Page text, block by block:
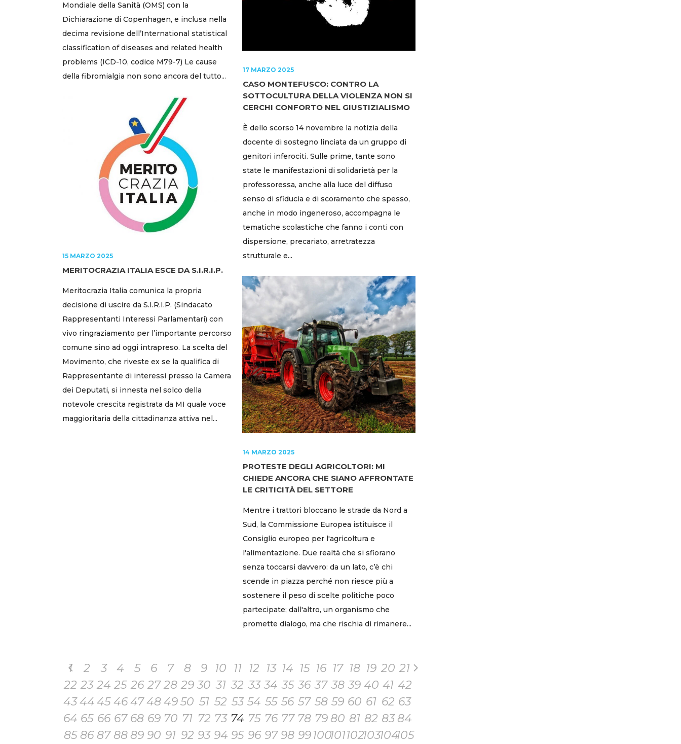
Mondiale della Sanità (OMS) con la
Dichiarazione di Copenhagen, e inclusa nella
decima revisione dell’International statistical
classification of diseases and related health
problems (ICD-10, codice M79-7) Le cause
della fibromialgia non sono ancora del tutto...
17 MARZO 2025
CASO MONTEFUSCO: CONTRO LA
SOTTOCULTURA DELLA VIOLENZA NON SI
CERCHI CONFORTO NEL GIUSTIZIALISMO
È dello scorso 14 novembre la notizia della
docente di sostegno linciata da un gruppo di
genitori inferociti. Sulle prime, tante sono
state le manifestazioni di solidarietà per la
professoressa, anche alla luce del diffuso
senso di sfiducia e di scoramento che spesso,
anche in modo ingeneroso, accompagna le
tematiche scolastiche che fanno i conti con
dispersione, precariato, arretratezza
strutturale e...
15 MARZO 2025
MERITOCRAZIA ITALIA ESCE DA S.I.R.I.P.
Meritocrazia Italia comunica la propria
decisione di uscire da S.I.R.I.P. (Sindacato
Rappresentanti Interessi Parlamentari) con
vivo ringraziamento per l’importante percorso
comune sino ad oggi intrapreso. La scelta del
Movimento, che riveste ex se la qualifica di
Rappresentante di interessi presso la Camera
dei Deputati, si innesta nel solco della
notevole crescita registrata da MI quale voce
maggioritaria della cittadinanza attiva nel...
14 MARZO 2025
PROTESTE DEGLI AGRICOLTORI: MI
CHIEDE ANCORA CHE SIANO AFFRONTATE
LE CRITICITÀ DEL SETTORE
Mentre i trattori bloccano le strade da Nord a
Sud, la Commissione Europea istituisce il
Consiglio europeo per l'agricoltura e
l'alimentazione. Due realtà che si sfiorano
senza toccarsi davvero: da un lato, c’è chi
scende in piazza perché non riesce più a
sostenere il peso di scelte politiche poco
partecipate; dall'altro, un organismo che
promette dialogo, ma che rischia di rimanere...
1 2 3 4 5 6 7 8 9 10 11 12 13 14 15 16 17 18 19 20 21
22 23 24 25 26 27 28 29 30 31 32 33 34 35 36 37 38 39 40 41 42
434445 46 474849 50 51 52 53 54 55 56 57 58 59 60 61 62 63
64 65 66 67 68 69 70 71 72 73 74 75 76 77 78 79 80 81 82 83 84
85 86 87 88 89 90 91 92 93 94 95 96 97 98 99 100101102103104105